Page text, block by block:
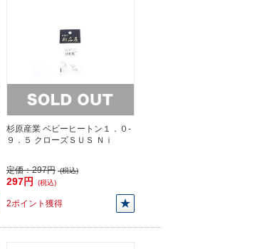
杉原産業 ベビーヒートン１．０-
９．５ クローズＳＵＳ Ｎｉ
定価：297円 (税込)
297円 (税込)
2ポイント獲得